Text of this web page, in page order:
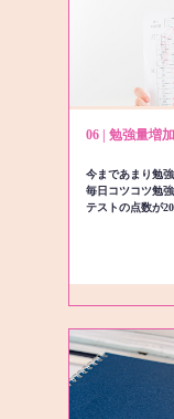
06 | 勉強量増
今まであまり勉
毎日コツコツ勉
テストの点数が